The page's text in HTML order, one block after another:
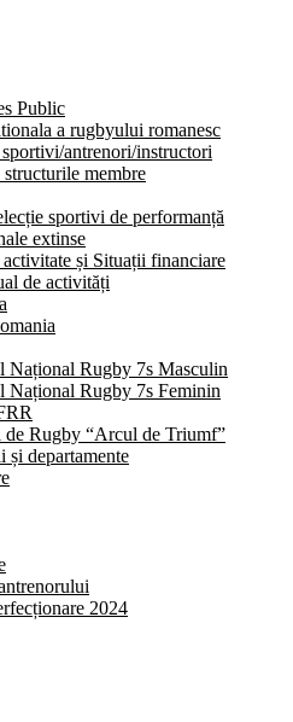
Public
a rugbyului romanesc
antrenori/instructori
membre
sportivi de performanță
extinse
activitate și Situații financiare
de activități
Național Rugby 7s Masculin
Național Rugby 7s Feminin
de Rugby “Arcul de Triumf”
și departamente
2024